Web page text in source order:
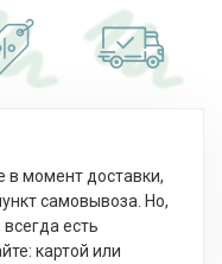
в момент доставки,
самовывоза. Но,
есть
картой или